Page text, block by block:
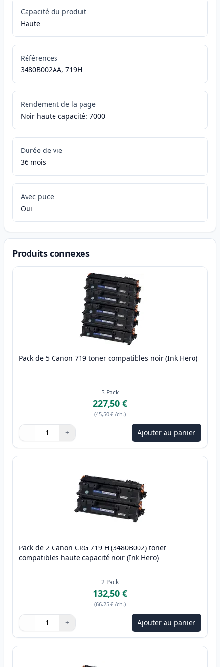
Capacité du produit
Haute
Références
3480B002AA, 719H
Rendement de la page
Noir haute capacité: 7000
Durée de vie
36 mois
Avec puce
Oui
Produits connexes
Pack de 5 Canon 719 toner compatibles noir (Ink Hero)
5 Pack
227,50 €
(45,50 € /ch.)
Quantité
Utilisez les boutons pour ajuster
− +
Quantité Ajouter au panier
Pack de 2 Canon CRG 719 H (3480B002) toner
compatibles haute capacité noir (Ink Hero)
2 Pack
132,50 €
(66,25 € /ch.)
Quantité
Utilisez les boutons pour ajuster
− +
Quantité Ajouter au panier